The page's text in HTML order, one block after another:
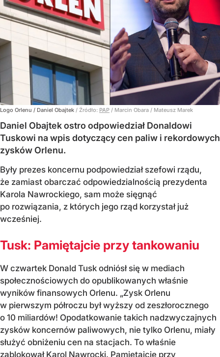
Logo Orlenu / Daniel Obajtek / Źródło: PAP / Marcin Obara / Mateusz Marek
Daniel Obajtek ostro odpowiedział Donaldowi
Tuskowi na wpis dotyczący cen paliw i rekordowych
zysków Orlenu.
Były prezes koncernu podpowiedział szefowi rządu,
że zamiast obarczać odpowiedzialnością prezydenta
Karola Nawrockiego, sam może sięgnąć
po rozwiązania, z których jego rząd korzystał już
wcześniej.
Tusk: Pamiętajcie przy tankowaniu
W czwartek Donald Tusk odniósł się w mediach
społecznościowych do opublikowanych właśnie
wyników finansowych Orlenu. „Zysk Orlenu
w pierwszym półroczu był wyższy od zeszłorocznego
o 10 miliardów! Opodatkowanie takich nadzwyczajnych
zysków koncernów paliwowych, nie tylko Orlenu, miały
służyć obniżeniu cen na stacjach. To właśnie
zablokował Karol Nawrocki. Pamiętajcie przy